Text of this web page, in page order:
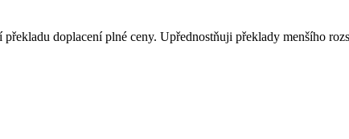
doplacení plné ceny. Upřednostňuji překlady menšího